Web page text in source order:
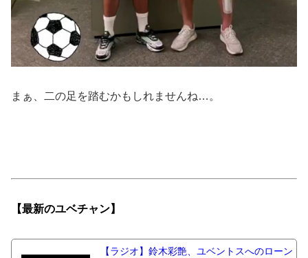
まぁ、二の足を踏むかもしれませんね…。
【最新のユベチャン】
【ラジオ】鈴木彩艶、ユベントスへのローン